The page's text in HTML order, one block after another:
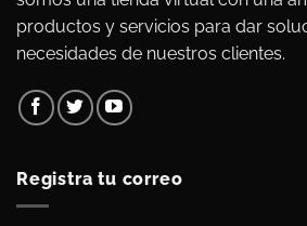
productos y servicios para dar
necesidades de nuestros clientes.
Registra tu correo